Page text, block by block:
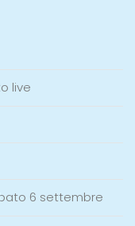
live
6 settembre